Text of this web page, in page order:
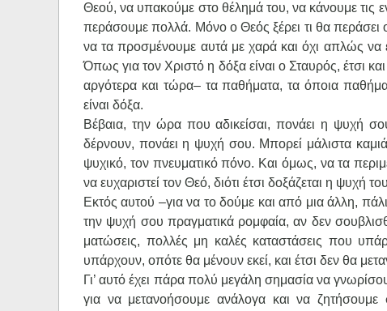
Θεού, να υπακούμε στο θέλημά του, να κάνουμε τις
περάσουμε πολλά. Μόνο ο Θεός ξέρει τι θα περάσει
να τα προσμένουμε αυτά με χαρά και όχι απλώς να
Όπως για τον Χριστό η δόξα είναι ο Σταυρός, έτσι
αργότερα και τώρα– τα παθήματα, τα όποια
είναι δόξα.
Βέβαια, την ώρα που αδικείσαι, πονάει η ψυχή
δέρνουν, πονάει η ψυχή σου. Μπορεί μάλιστα
ψυχικό, τον πνευματικό πόνο. Και όμως, να τα
να ευχαριστεί τον Θεό, διότι έτσι δοξάζεται η ψυχή
Εκτός αυτού –για να το δούμε και από μια άλλη,
την ψυχή σου πραγματικά ρομφαία, αν δεν
ματώσεις, πολλές μη καλές καταστάσεις που
υπάρχουν, οπότε θα μένουν εκεί, και έτσι δεν θα
Γι’ αυτό έχει πάρα πολύ μεγάλη σημασία να
για να μετανοήσουμε ανάλογα και να